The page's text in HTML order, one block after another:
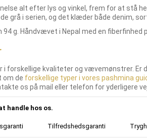
alt efter lys og vinkel, frem for at stå
grå i serien, og det klæder både denim,
g. Håndvævet i Nepal med en fiberfinhed
forskellige kvaliteter og vævemønstrer. Er
om de forskellige typer i vores pashmina
os på mail eller telefon for yderligere
handle hos os.
Tilfredshedsgaranti